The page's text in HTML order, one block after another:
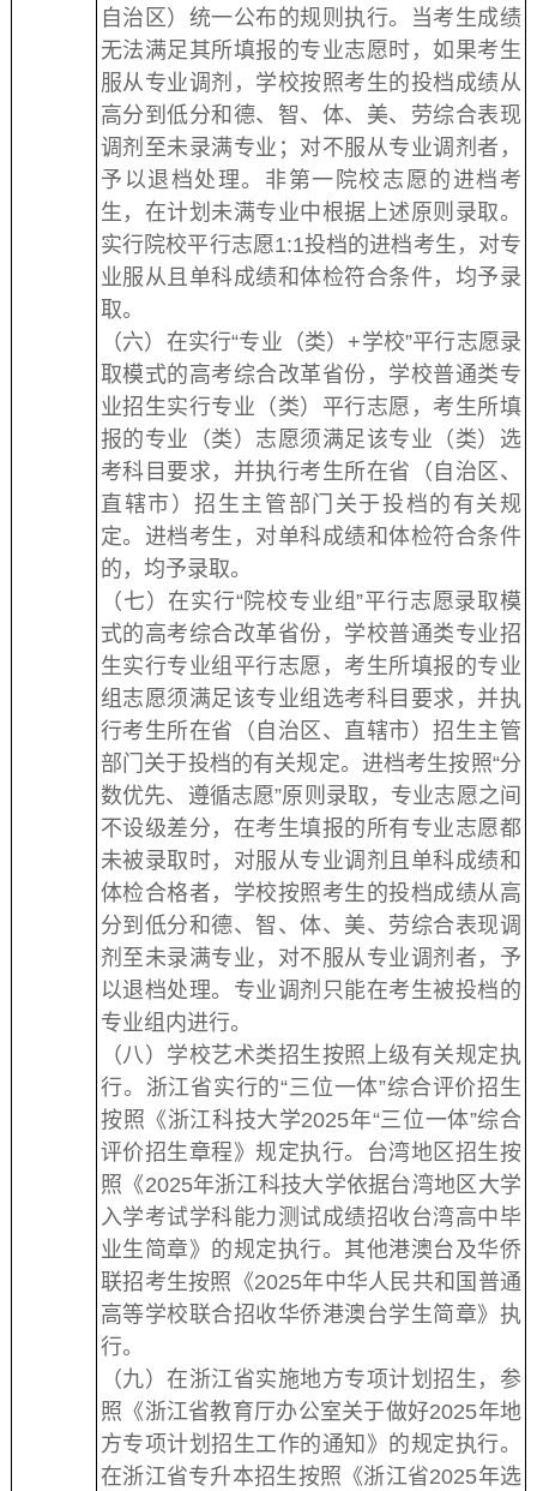
自治区）统一公布的规则执行。当考生成绩
无法满足其所填报的专业志愿时，如果考生
服从专业调剂，学校按照考生的投档成绩从
高分到低分和德、智、体、美、劳综合表现
调剂至未录满专业；对不服从专业调剂者，
予以退档处理。非第一院校志愿的进档考
生，在计划未满专业中根据上述原则录取。
实行院校平行志愿1:1投档的进档考生，对专
业服从且单科成绩和体检符合条件，均予录
取。
（六）在实行“专业（类）+学校”平行志愿录
取模式的高考综合改革省份，学校普通类专
业招生实行专业（类）平行志愿，考生所填
报的专业（类）志愿须满足该专业（类）选
考科目要求，并执行考生所在省（自治区、
直辖市）招生主管部门关于投档的有关规
定。进档考生，对单科成绩和体检符合条件
的，均予录取。
（七）在实行“院校专业组”平行志愿录取模
式的高考综合改革省份，学校普通类专业招
生实行专业组平行志愿，考生所填报的专业
组志愿须满足该专业组选考科目要求，并执
行考生所在省（自治区、直辖市）招生主管
部门关于投档的有关规定。进档考生按照“分
数优先、遵循志愿”原则录取，专业志愿之间
不设级差分，在考生填报的所有专业志愿都
未被录取时，对服从专业调剂且单科成绩和
体检合格者，学校按照考生的投档成绩从高
分到低分和德、智、体、美、劳综合表现调
剂至未录满专业，对不服从专业调剂者，予
以退档处理。专业调剂只能在考生被投档的
专业组内进行。
（八）学校艺术类招生按照上级有关规定执
行。浙江省实行的“三位一体”综合评价招生
按照《浙江科技大学2025年“三位一体”综合
评价招生章程》规定执行。台湾地区招生按
照《2025年浙江科技大学依据台湾地区大学
入学考试学科能力测试成绩招收台湾高中毕
业生简章》的规定执行。其他港澳台及华侨
联招考生按照《2025年中华人民共和国普通
高等学校联合招收华侨港澳台学生简章》执
行。
（九）在浙江省实施地方专项计划招生，参
照《浙江省教育厅办公室关于做好2025年地
方专项计划招生工作的通知》的规定执行。
在浙江省专升本招生按照《浙江省2025年选